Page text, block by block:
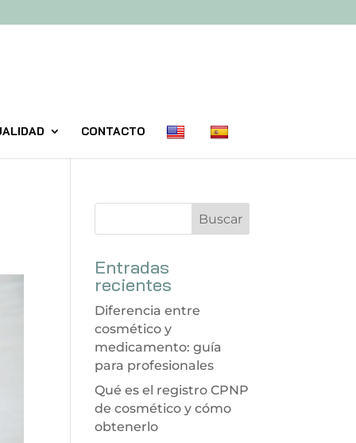
CONTACTO
Entradas
recientes
Diferencia entre
cosmético y
medicamento: guía
para profesionales
Qué es el registro CPNP
de cosmético y cómo
obtenerlo